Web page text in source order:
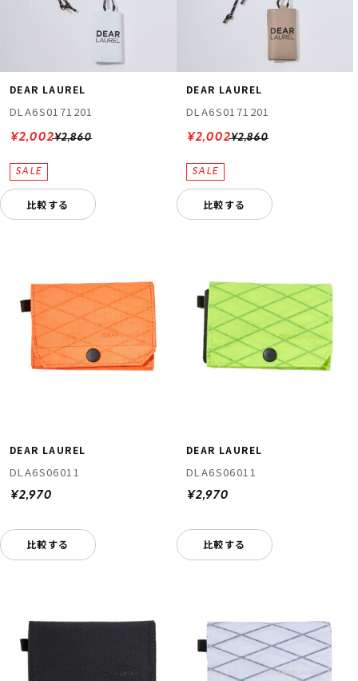
DEAR LAUREL
DLA6S0171201
¥2,860
¥2,002
比較する
DEAR LAUREL
DLA6S0171201
¥2,860
¥2,002
比較する
DEAR LAUREL
DLA6S06011
¥2,970
比較する
DEAR LAUREL
DLA6S06011
¥2,970
比較する